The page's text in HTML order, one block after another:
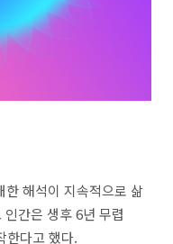
해석이 지속적으로 삶
간은 생후 6년 무렵
한다고 했다.​